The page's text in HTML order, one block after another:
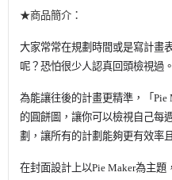
★商品簡介：
大家常常在規劃時間或是寫計畫
呢？恐怕很少人認真回頭檢視過。
為能讓往後的計畫更精準，「 Pie
的圓餅圖，讓你可以檢視自己每
劃，讓所有的計劃能夠更有效率
在封面設計上以Pie Maker為主題